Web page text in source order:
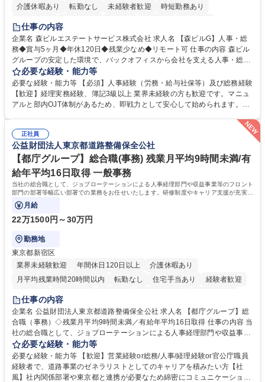
介護休暇あり 転勤なし 未経験者歓迎
時短勤務あり
経験者歓迎
完全週休2日制
交通費支給 長期歓迎 駅近5分以内 土日祝休み
仕事の内容
企業名 森ビルエステートサービス株式会社 求人名 【森ビルG】人事・総
務◆賞与5ヶ月◆年休120日◆残業少なめ◆リモート可 仕事の内容 森ビル
グループの安定した環境で、バックオフィスから会社を支える人事・総務
をお任せします。 労務と総務の業務をバランスよく担当し、ゆくゆくは制
度改定などのコア業務にも挑戦できる、やりがいある環境です。 ■勤怠管
理、給与計算、社会保険手続き、年末調整等の労務管理全般 ■入退社手続
き、社内規定の改定や人事制度改定などのコア業務 ■社内イベントの企画
は部内のOJTを中心に、あなたの経験に合わせて不足している部分はいつ
でも質問・相談できる環境が整っているため、安心して成長できます。 募
集職種 【森ビルG】人事・総務◆賞与5ヶ月◆年休120日◆残業少なめ◆
リモート可
必要な経験・能力等
必要な経験・能力等 【必須】人事経験（労務・給与社保等）及び総務経験
【歓迎】経理実務経験、簿記3級以上 業界未経験の方も歓迎です。マニュ
アルと部内OJT体制があるため、即戦力として安心して始められます。
ます。定型業務に留まらず、社内規定や人事制度の改定など会社のコア業
務に挑戦できるため、自身の成長と組織への貢献度をダイレクトに実感で
きます。 残業少なめ、週1日リモート可など、ワークライフバランスを保
ち長期活躍できる環境です。 「これまでの幅広い経験を活かし、長期的な
キャリアを築きたい」という前向きな意欲と挑戦を全力で応援します。 学
歴・資格 学歴：大学院 大学 高専 短大 専修学校 高校 語学力： 資格：日商
簿記検定1級 日商簿記検定2級 日商簿記検定3級
正社員
公益財団法人東京都道路整備保全公社
【都庁グループ】総合職(事務) 残業月平均9時間未満/有
給年平均16日取得 一般事務
当社の総合職として、ジョブローテーションによる人事経理部門や収益事業等のフロント
部門の部署等幅広い部署での業務をお任せいたします。研修制度やキャリア支援が充実し
ております！ ※下記業務詳細
月給
22万1500円～30万円
勤務地
東京都新宿区
業界未経験歓迎
年間休日120日以上
介護休暇あり
月平均残業時間20時間以内
転勤なし 住宅手当あり
経験者歓迎
研修あり
退職金あり
駅近5分以内
資格取得手当あり 食事補助あり
仕事の内容
企業名 公益財団法人東京都道路整備保全公社 求人名 【都庁グループ】総
合職（事務）◇残業月平均9時間未満／有給年平均16日取得 仕事の内容 当
社の総合職として、ジョブローテーションによる人事経理部門や収益事業
等のフロント部門の部署等幅広い部署での業務をお任せいたします。研修
制度やキャリア支援が充実しております！ ※下記業務詳細 【業務詳細】■
管理部門：広報、人事、経理など当公社の運営に係る管理業務 ■収益部
門：駐車場の新規開拓、管理運営、新宿駅西口広場の「イベントコーナ
必要な経験・能力等
必要な経験・能力等 【歓迎】営業経験or総務/人事/経理経験or官公庁職員
経験者で、道路事業のゼネラリストとしてのキャリアを積みたい方【社
風】社内関係部署や東京都と連携が必要なため綿密にコミュニケーション